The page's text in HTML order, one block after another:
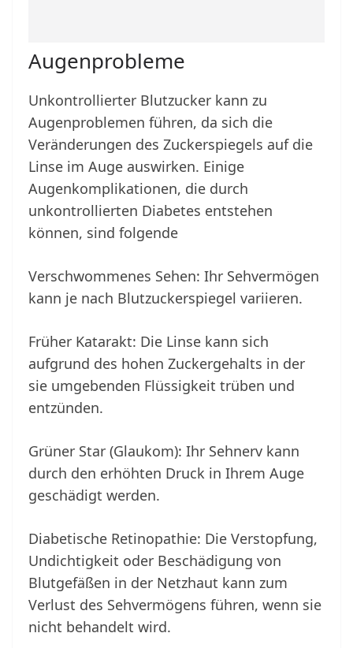
Augenprobleme
Unkontrollierter Blutzucker kann zu
Augenproblemen führen, da sich die
Veränderungen des Zuckerspiegels auf die
Linse im Auge auswirken. Einige
Augenkomplikationen, die durch
unkontrollierten Diabetes entstehen
können, sind folgende
Verschwommenes Sehen: Ihr Sehvermögen
kann je nach Blutzuckerspiegel variieren.
Früher Katarakt: Die Linse kann sich
aufgrund des hohen Zuckergehalts in der
sie umgebenden Flüssigkeit trüben und
entzünden.
Grüner Star (Glaukom): Ihr Sehnerv kann
durch den erhöhten Druck in Ihrem Auge
geschädigt werden.
Diabetische Retinopathie: Die Verstopfung,
Undichtigkeit oder Beschädigung von
Blutgefäßen in der Netzhaut kann zum
Verlust des Sehvermögens führen, wenn sie
nicht behandelt wird.